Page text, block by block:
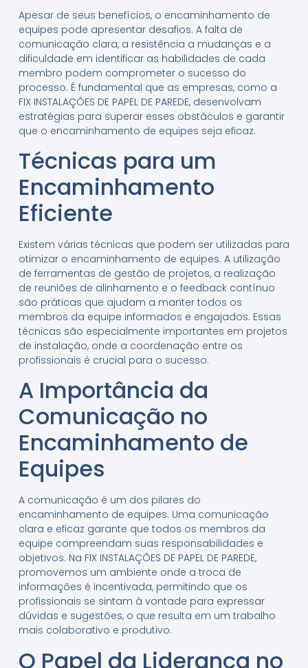
Apesar de seus benefícios, o encaminhamento de
equipes pode apresentar desafios. A falta de
comunicação clara, a resistência a mudanças e a
dificuldade em identificar as habilidades de cada
membro podem comprometer o sucesso do
processo. É fundamental que as empresas, como a
FIX INSTALAÇÕES DE PAPEL DE PAREDE, desenvolvam
estratégias para superar esses obstáculos e garantir
que o encaminhamento de equipes seja eficaz.
Técnicas para um
Encaminhamento
Eficiente
Existem várias técnicas que podem ser utilizadas para
otimizar o encaminhamento de equipes. A utilização
de ferramentas de gestão de projetos, a realização
de reuniões de alinhamento e o feedback contínuo
são práticas que ajudam a manter todos os
membros da equipe informados e engajados. Essas
técnicas são especialmente importantes em projetos
de instalação, onde a coordenação entre os
profissionais é crucial para o sucesso.
A Importância da
Comunicação no
Encaminhamento de
Equipes
A comunicação é um dos pilares do
encaminhamento de equipes. Uma comunicação
clara e eficaz garante que todos os membros da
equipe compreendam suas responsabilidades e
objetivos. Na FIX INSTALAÇÕES DE PAPEL DE PAREDE,
promovemos um ambiente onde a troca de
informações é incentivada, permitindo que os
profissionais se sintam à vontade para expressar
dúvidas e sugestões, o que resulta em um trabalho
mais colaborativo e produtivo.
O Papel da Liderança no